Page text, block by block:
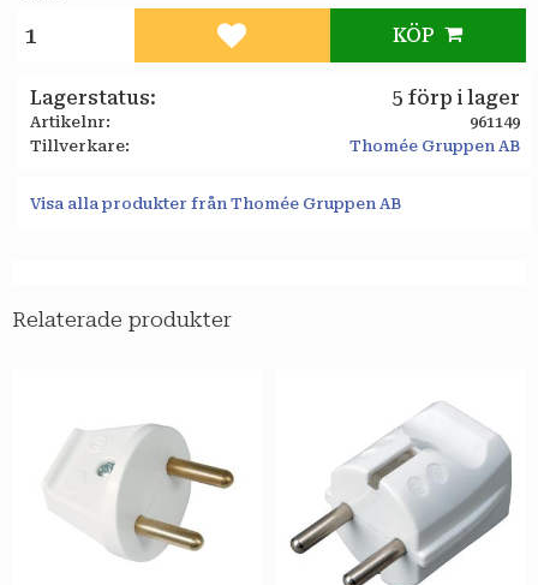
KÖP
Lägg till i favoriter
Lagerstatus 5 förp i lager
Artikelnr
961149
Tillverkare
Thomée Gruppen AB
Visa alla produkter från Thomée Gruppen AB
Relaterade produkter